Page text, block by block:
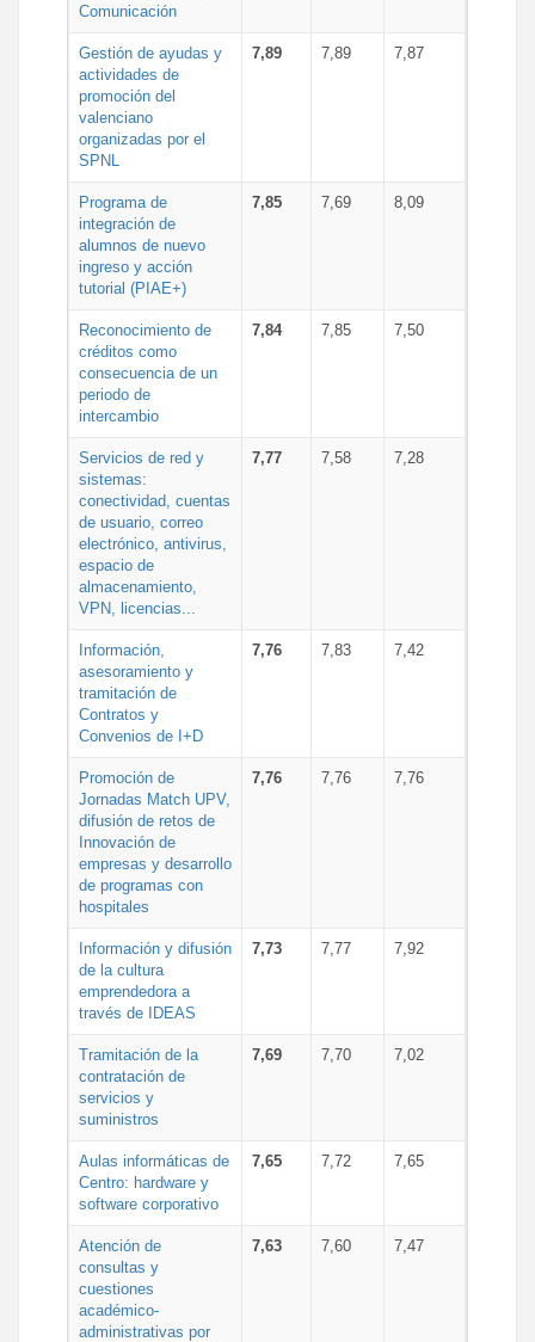
Comunicación
Gestión de ayudas y
actividades de
promoción del
valenciano
organizadas por el
SPNL
7,89 7,89 7,87
Programa de
integración de
alumnos de nuevo
ingreso y acción
tutorial (PIAE+)
7,85 7,69 8,09
Reconocimiento de
créditos como
consecuencia de un
periodo de
intercambio
7,84 7,85 7,50
Servicios de red y
sistemas:
conectividad, cuentas
de usuario, correo
electrónico, antivirus,
espacio de
almacenamiento,
VPN, licencias...
7,77 7,58 7,28
Información,
asesoramiento y
tramitación de
Contratos y
Convenios de I+D
7,76 7,83 7,42
Promoción de
Jornadas Match UPV,
difusión de retos de
Innovación de
empresas y desarrollo
de programas con
hospitales
7,76 7,76 7,76
Información y difusión
de la cultura
emprendedora a
través de IDEAS
7,73 7,77 7,92
Tramitación de la
contratación de
servicios y
suministros
7,69 7,70 7,02
Aulas informáticas de
Centro: hardware y
software corporativo
7,65 7,72 7,65
Atención de
consultas y
cuestiones
académico-
administrativas por
7,63 7,60 7,47